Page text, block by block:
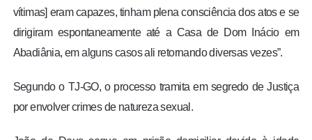
vítimas] eram capazes, tinham plena consciência dos atos e se
dirigiram espontaneamente até a Casa de Dom Inácio em
Abadiânia, em alguns casos ali retornando diversas vezes”.
Segundo o TJ-GO, o processo tramita em segredo de Justiça
por envolver crimes de natureza sexual.